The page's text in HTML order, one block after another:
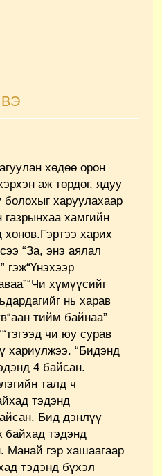
хөдөө орон
аж төрдөг, ядуу
харуулахаар
хамгийн
хонов.Гэртээ харих
“За, энэ аялал
гэж“Үнэхээр
хүмүүсийг
нь харав
тийм байнаа”
чи юу сурав
хариулжээ. “Бидэнд
4 байсан.
талд ч
тэдэнд
Бид дэнлүү
байхад тэдэнд
Манай гэр хашаагаар
тэдэнд бүхэл